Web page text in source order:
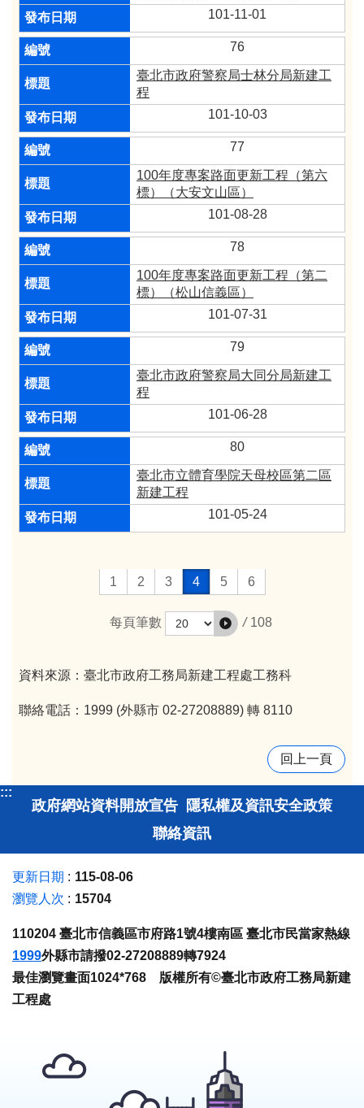
101-11-01
76
臺北市政府警察局士林分局新建工
程
101-10-03
77
100年度專案路面更新工程（第六
標）（大安文山區）
101-08-28
78
100年度專案路面更新工程（第二
標）（松山信義區）
101-07-31
79
臺北市政府警察局大同分局新建工
程
101-06-28
80
臺北市立體育學院天母校區第二區
新建工程
101-05-24
1 2 3 4 5 6
每頁筆數 / 108
資料來源：臺北市政府工務局新建工程處工務科
聯絡電話：1999 (外縣市 02-27208889) 轉 8110
回上一頁
:::
政府網站資料開放宣告 隱私權及資訊安全政策
聯絡資訊
更新日期
115-08-06
瀏覽人次
15704
110204 臺北市信義區市府路1號4樓南區 臺北市民當家熱線
1999外縣市請撥02-27208889轉7924
最佳瀏覽畫面1024*768 版權所有©臺北市政府工務局新建
工程處